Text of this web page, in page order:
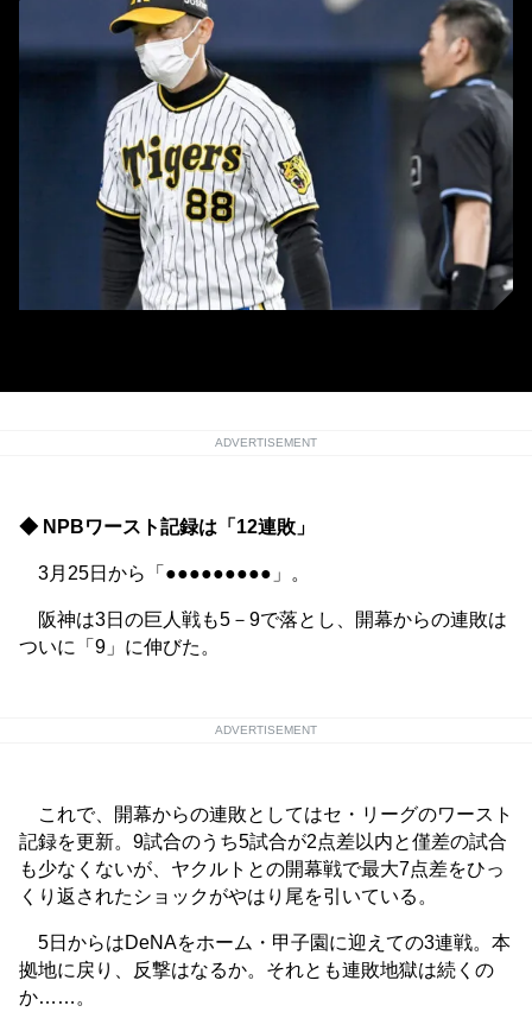
ADVERTISEMENT
◆ NPBワースト記録は「12連敗」
3月25日から「●●●●●●●●●」。
阪神は3日の巨人戦も5－9で落とし、開幕からの連敗は
ついに「9」に伸びた。
ADVERTISEMENT
これで、開幕からの連敗としてはセ・リーグのワースト
記録を更新。9試合のうち5試合が2点差以内と僅差の試合
も少なくないが、ヤクルトとの開幕戦で最大7点差をひっ
くり返されたショックがやはり尾を引いている。
5日からはDeNAをホーム・甲子園に迎えての3連戦。本
拠地に戻り、反撃はなるか。それとも連敗地獄は続くの
か……。